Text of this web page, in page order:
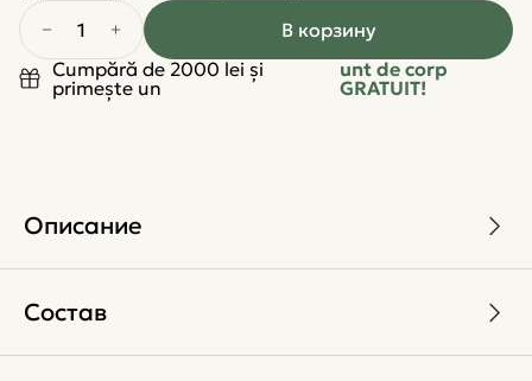
1
В корзину
Cumpără de 2000 lei și
primește un
unt de corp
GRATUIT!
Описание
Состав